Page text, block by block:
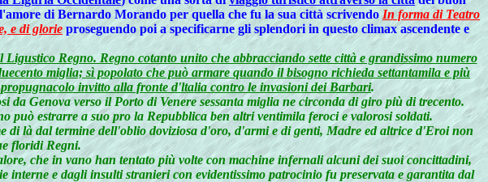
di Bernardo Morando per quella che fu la sua città scrivendoIn forma di Teatro
e di glorie proseguendo poi a specificarne gli splendori in questo climax ascendente e
Regno. Regno cotanto unito che abbracciando sette città e grandissimo numero
miglia; sì popolato che può armare quando il bisogno richieda settantamila e più
invitto alla fronte d'ltalia contro le invasioni dei Barbari.
Genova verso il Porto di Venere sessanta miglia ne circonda di giro più di trecento.
può estrarre a suo pro la Repubblica ben altri ventimila feroci e valorosi soldati.
là dal termine dell'oblio doviziosa d'oro, d'armi e di genti, Madre ed altrice d'Eroi non
floridi Regni.
che in vano han tentato più volte con machine infernali alcuni dei suoi concittadini,
e dagli insulti stranieri con evidentissimo patrocinio fu preservata e garantita dal